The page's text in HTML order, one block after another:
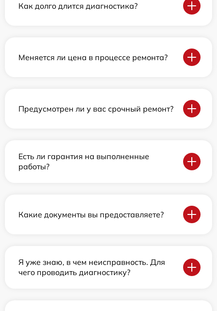
Как долго длится диагностика?
Меняется ли цена в процессе ремонта?
Предусмотрен ли у вас срочный ремонт?
Есть ли гарантия на выполненные
работы?
Какие документы вы предоставляете?
Я уже знаю, в чем неисправность. Для
чего проводить диагностику?